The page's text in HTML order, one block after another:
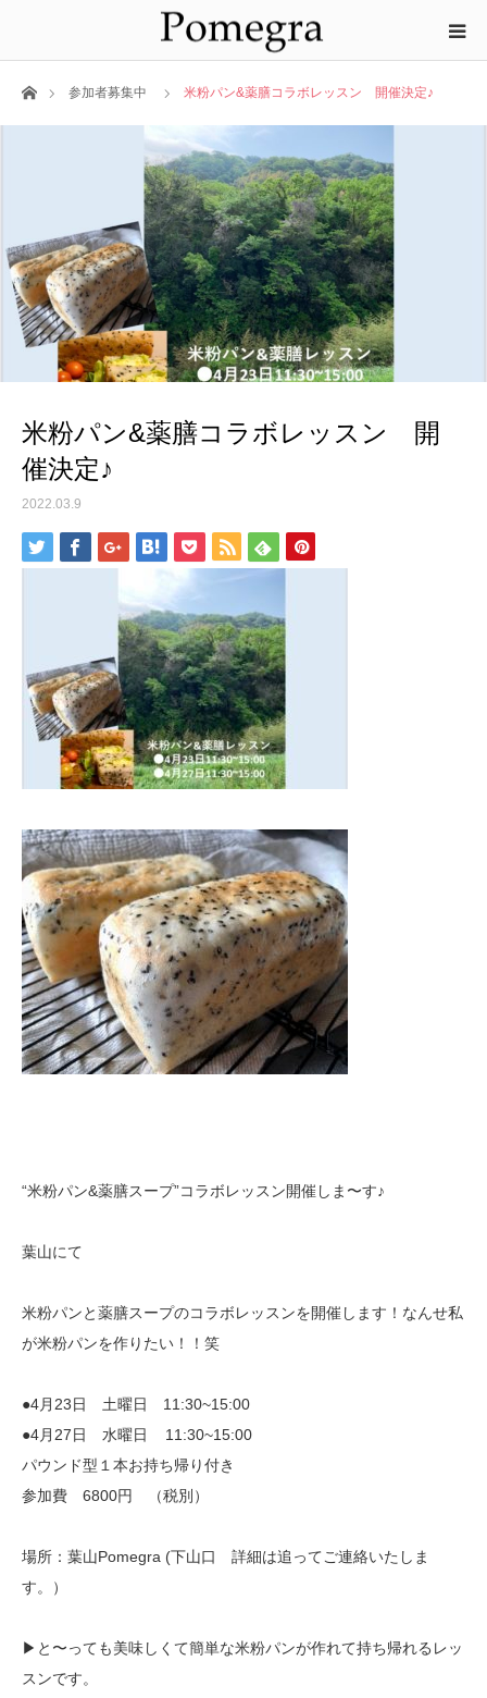
ホーム参加者募集中 米粉パン&薬膳コラボレッスン 開催決定♪
米粉パン&薬膳コラボレッスン 開
催決定♪
2022.03.9
“米粉パン&薬膳スープ”コラボレッスン開催しま〜す♪
葉山にて
米粉パンと薬膳スープのコラボレッスンを開催します！ なんせ私
が米粉パンを作りたい！！笑
●4月23日 土曜日 11:30~15:00
●4月27日 水曜日
11:30~15:00
パウンド型１本お持ち帰り付き
参加費 6800円 （税別）
場所：葉山Pomegra (下山口 詳細は追ってご連絡いたしま
す。）
▶と〜っても美味しくて簡単な米粉パンが作れて持ち帰れるレッ
スンです。